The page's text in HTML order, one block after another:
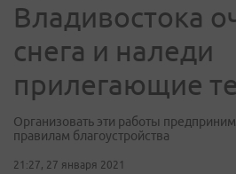
Владивостока
снега и наледи
прилегающие
Организовать эти работы
правилам благоустройства
21:27, 27 января 2021